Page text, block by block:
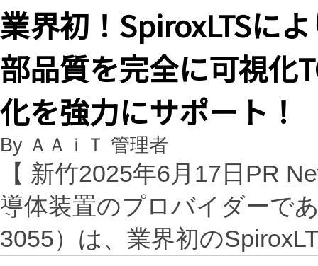
業界初！SpiroxLTSに
部品質を完全に可視化
化を強力にサポート！
By ＡＡｉＴ 管理者
【 新竹2025年6月17日PR
導体装置のプロバイダーで
3055）は、業界初の